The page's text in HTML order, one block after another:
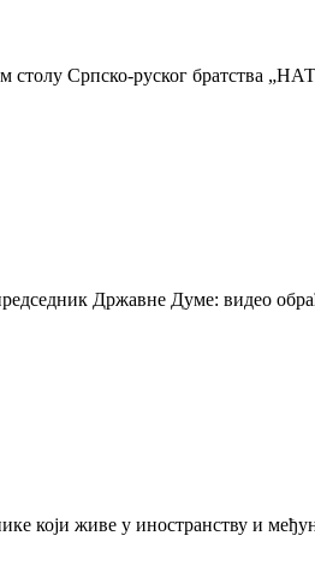
столу Српско-руског братства
Државне Думе: видео
који живе у иностранству и